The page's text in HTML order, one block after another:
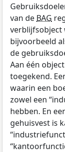
van de BAG
verblijfsobject
bijvoorbeeld
de
Aan één
toegekend.
waarin een
zowel een
hebben. En
gehuisvest is